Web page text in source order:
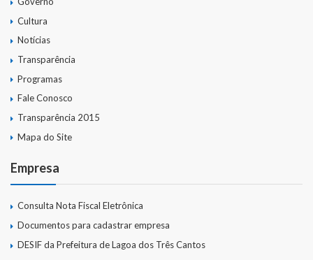
Cultura
Notícias
Transparência
Programas
Fale Conosco
Transparência 2015
Mapa do Site
Empresa
Consulta Nota Fiscal Eletrônica
Documentos para cadastrar empresa
DESIF da Prefeitura de Lagoa dos Três Cantos